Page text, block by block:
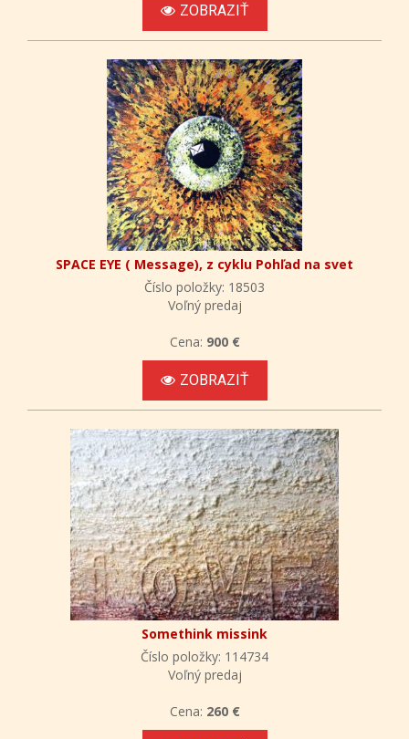
ZOBRAZIŤ
SPACE EYE ( Message), z cyklu Pohľad na svet
Číslo položky: 18503
Voľný predaj
Cena: 900 €
ZOBRAZIŤ
Somethink missink
Číslo položky: 114734
Voľný predaj
Cena: 260 €